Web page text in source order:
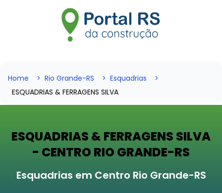
Home Rio Grande-RS
Esquadrias
ESQUADRIAS & FERRAGENS SILVA
ESQUADRIAS & FERRAGENS SILVA
- CENTRO RIO GRANDE-RS
Esquadrias em Centro Rio Grande-RS